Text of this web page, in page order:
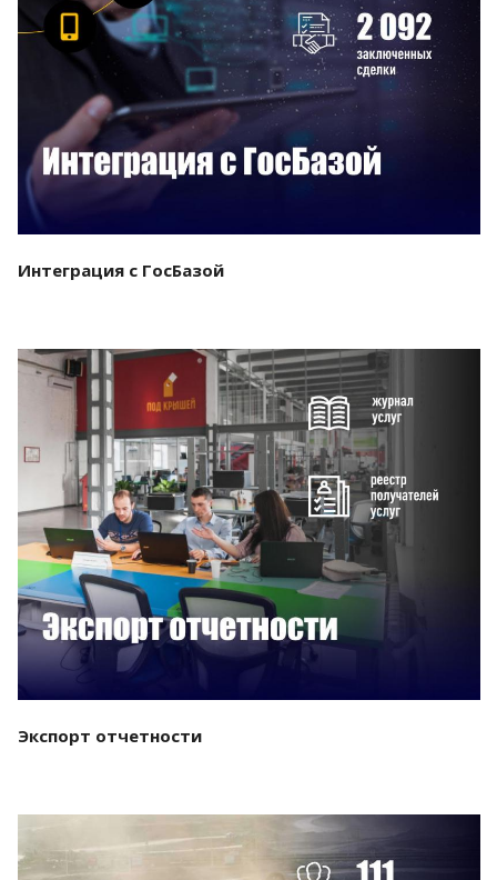
Смотреть проект
Интеграция с ГосБазой
Смотреть проект
Экспорт отчетности